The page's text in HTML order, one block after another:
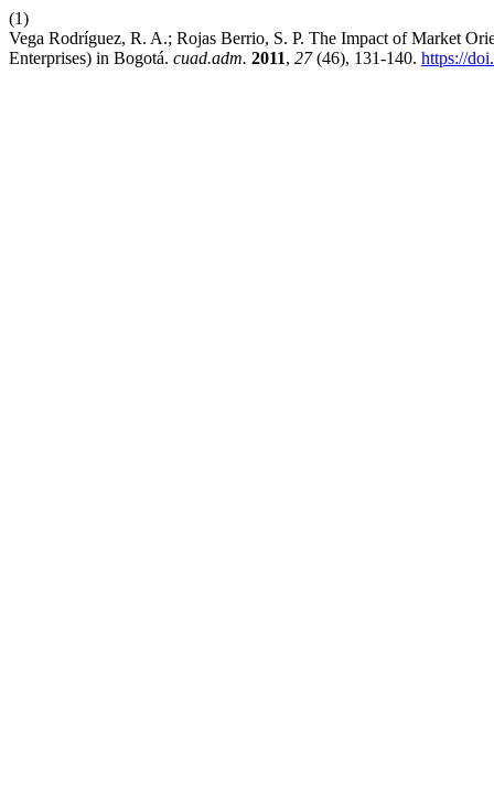
(1)
Vega Rodríguez, R. A.; Rojas Berrio, S. P. The Impact of Market
Enterprises) in Bogotá. cuad.adm. 2011, 27(46), 131-140. https://